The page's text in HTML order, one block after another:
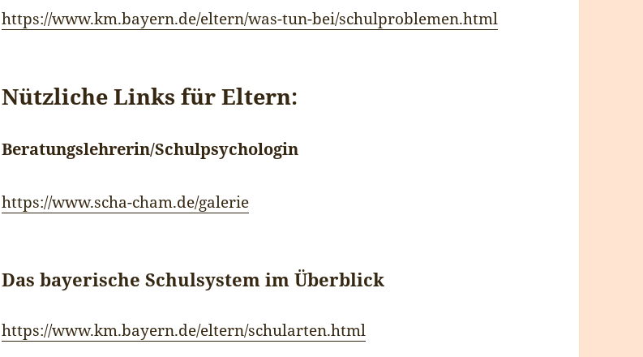
https://www.km.bayern.de/eltern/was-tun-bei/schulproblemen.html
Nützliche Links für Eltern:
Beratungslehrerin/Schulpsychologin
https://www.scha-cham.de/galerie
Das bayerische Schulsystem im Überblick
https://www.km.bayern.de/eltern/schularten.html